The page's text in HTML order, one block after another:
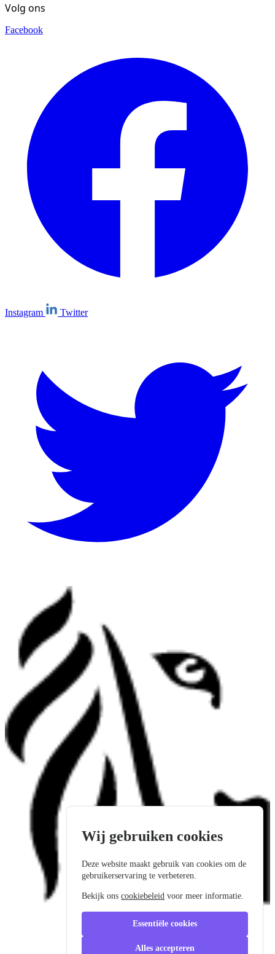
Volg ons
Facebook
Instagram Twitter
Wij gebruiken cookies
Deze website maakt gebruik van cookies om de
gebruikerservaring te verbeteren.
Bekijk onscookiebeleid voor meer informatie.
Essentiële cookies
Alles accepteren